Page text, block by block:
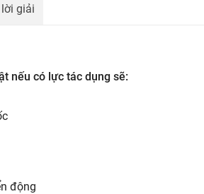
giải
nếu có lực tác dụng sẽ:
động